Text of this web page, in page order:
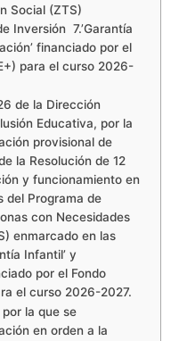
Social (ZTS)
Inversión 7.’Garantía
financiado por el
para el curso 2026-
de la Dirección
Educativa, por la
provisional de
la Resolución de 12
y funcionamiento en
del Programa de
con Necesidades
enmarcado en las
Infantil’ y
por el Fondo
el curso 2026-2027.
la que se
en orden a la